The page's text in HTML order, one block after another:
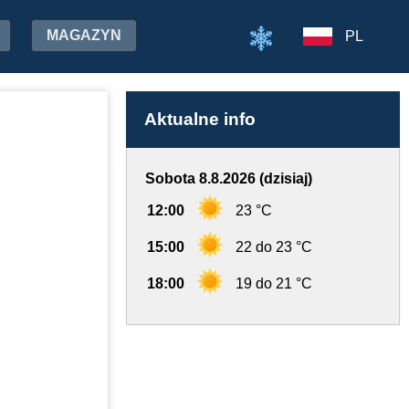
MAGAZYN PL
Aktualne info
Sobota 8.8.2026 (dzisiaj)
12:00 23 °C
15:00 22 do 23 °C
18:00 19 do 21 °C